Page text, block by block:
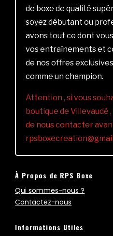
de boxe de qualité
soyez débutant ou
avons tout ce dont
vos entraînements et
de nos offres
comme un champion.
Attention , si vous
boutique de Villevaudé
de nous contacter
À Propos de RPS Boxe
Qui sommes-nous ?
Contactez-nous
Informations Utiles